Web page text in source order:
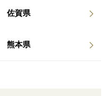
佐賀県
熊本県